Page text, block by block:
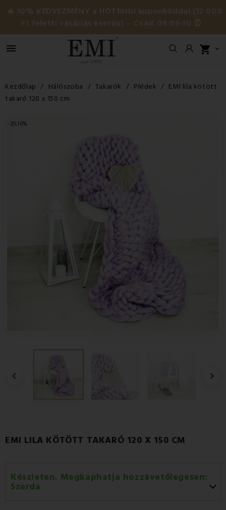
🔥 10% KEDVEZMÉNY a HOT10HU kuponkóddal (12 000
Ft feletti vásárlás esetén) – CSAK 08.09-IG ⏰
 shopping_cart 
Kezdőlap Hálószoba Takarók Plédek
EMI lila kötött
takaró 120 x 150 cm
-20,16%
 
EMI LILA KÖTÖTT TAKARÓ 120 X 150 CM
Készleten. Megkaphatja hozzávetőlegesen:
Szerda